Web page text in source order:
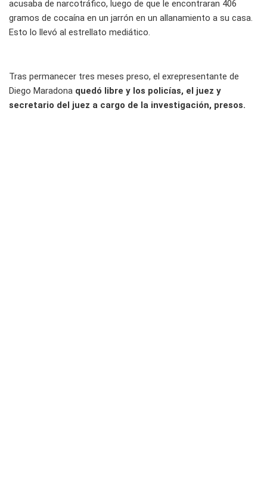
acusaba de narcotráfico, luego de que le encontraran 406
gramos de cocaína en un jarrón en un allanamiento a su casa.
Esto lo llevó al estrellato mediático.
Tras permanecer tres meses preso, el exrepresentante de
Diego Maradona quedó libre y los policías, el juez y
secretario del juez a cargo de la investigación, presos.